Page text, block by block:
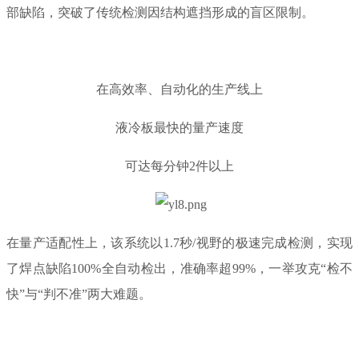
部缺陷，突破了传统检测因结构遮挡形成的盲区限制。
在高效率、自动化的生产线上
液冷板最快的量产速度
可达每分钟2件以上
在量产适配性上，该系统以1.7秒/视野的极速完成检测，实现
了焊点缺陷100%全自动检出，准确率超99%，一举攻克“检不
快”与“判不准”两大难题。